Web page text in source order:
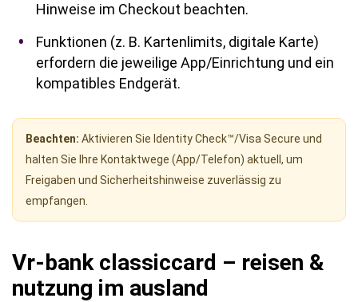
Hinweise im Checkout beachten.
Funktionen (z. B. Kartenlimits, digitale Karte)
erfordern die jeweilige App/Einrichtung und ein
kompatibles Endgerät.
Beachten: Aktivieren Sie Identity Check™/Visa Secure und
halten Sie Ihre Kontaktwege (App/Telefon) aktuell, um
Freigaben und Sicherheitshinweise zuverlässig zu
empfangen.
Vr-bank classiccard – reisen &
nutzung im ausland